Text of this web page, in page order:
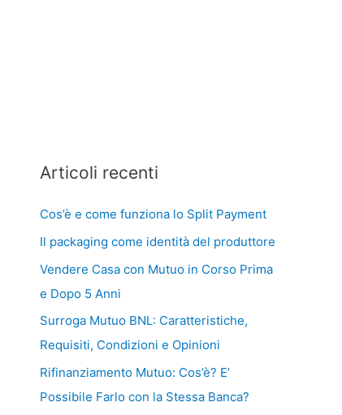
Articoli recenti
Cos’è e come funziona lo Split Payment
Il packaging come identità del produttore
Vendere Casa con Mutuo in Corso Prima
e Dopo 5 Anni
Surroga Mutuo BNL: Caratteristiche,
Requisiti, Condizioni e Opinioni
Rifinanziamento Mutuo: Cos’è? E’
Possibile Farlo con la Stessa Banca?